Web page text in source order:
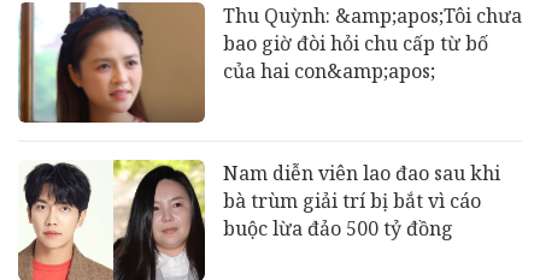
Thu Quỳnh: &amp;apos;Tôi chưa
bao giờ đòi hỏi chu cấp từ bố
của hai con&amp;apos;
Nam diễn viên lao đao sau khi
bà trùm giải trí bị bắt vì cáo
buộc lừa đảo 500 tỷ đồng